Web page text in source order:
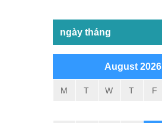
ngày tháng
August 2026
M T W T F